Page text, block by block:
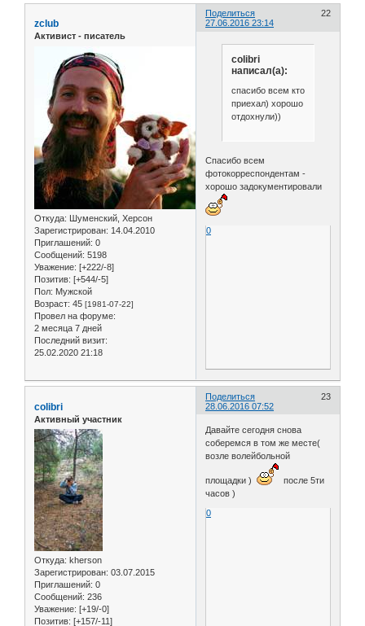
Поделиться
22
27.06.2016 23:14
zclub
Активист - писатель
Откуда: Шуменский, Херсон
Зарегистрирован: 14.04.2010
Приглашений: 0
Сообщений: 5198
Уважение: [+222/-8]
Позитив: [+544/-5]
Пол: Мужской
Возраст: 45 [1981-07-22]
Провел на форуме:
2 месяца 7 дней
Последний визит:
25.02.2020 21:18
colibri
написал(а):
спасибо всем кто
приехал) хорошо
отдохнули))
Спасибо всем
фотокорреспондентам -
хорошо задокументировали
0
Поделиться
23
28.06.2016 07:52
colibri
Активный участник
Откуда: kherson
Зарегистрирован: 03.07.2015
Приглашений: 0
Сообщений: 236
Уважение: [+19/-0]
Позитив: [+157/-11]
Давайте сегодня снова
соберемся в том же месте(
возле волейбольной
площадки )
после 5ти
часов )
0